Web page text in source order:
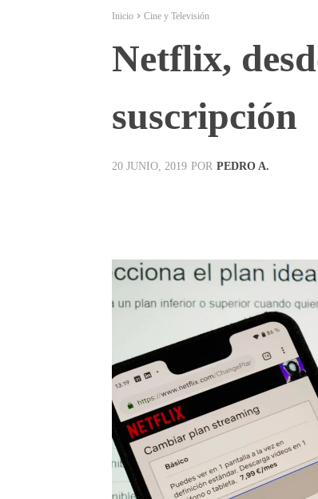
Inicio Cine y Televisión
Netflix,
suscripción
20 JUNIO, 2019 POR PEDRO A.